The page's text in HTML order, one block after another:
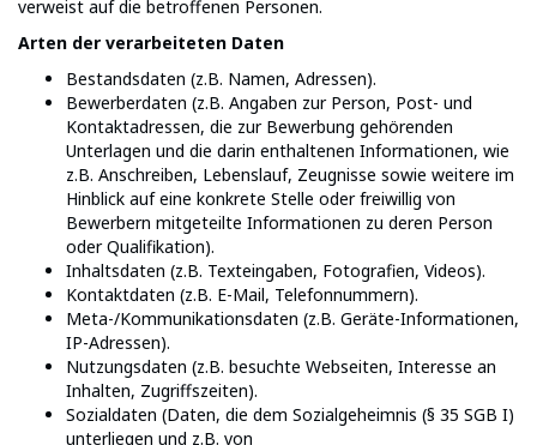
verweist auf die betroffenen Personen.
Arten der verarbeiteten Daten
Bestandsdaten (z.B. Namen, Adressen).
Bewerberdaten (z.B. Angaben zur Person, Post- und
Kontaktadressen, die zur Bewerbung gehörenden
Unterlagen und die darin enthaltenen Informationen, wie
z.B. Anschreiben, Lebenslauf, Zeugnisse sowie weitere im
Hinblick auf eine konkrete Stelle oder freiwillig von
Bewerbern mitgeteilte Informationen zu deren Person
oder Qualifikation).
Inhaltsdaten (z.B. Texteingaben, Fotografien, Videos).
Kontaktdaten (z.B. E-Mail, Telefonnummern).
Meta-/Kommunikationsdaten (z.B. Geräte-Informationen,
IP-Adressen).
Nutzungsdaten (z.B. besuchte Webseiten, Interesse an
Inhalten, Zugriffszeiten).
Sozialdaten (Daten, die dem Sozialgeheimnis (§ 35 SGB I)
unterliegen und z.B. von